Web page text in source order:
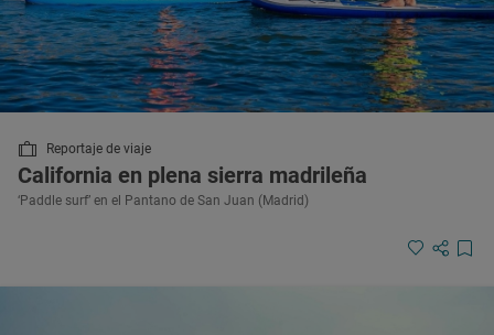
Reportaje de viaje
California en plena sierra madrileña
‘Paddle surf’ en el Pantano de San Juan (Madrid)